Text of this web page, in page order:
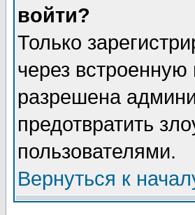
войти?
Только
через
разрешена
предотвратить
пользователями.
Вернуться к